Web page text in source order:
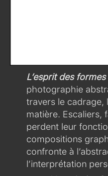
L’esprit des formes
photographie
travers le cadrage,
matière. Escaliers,
perdent leur
compositions
confronte à
l’interprétation